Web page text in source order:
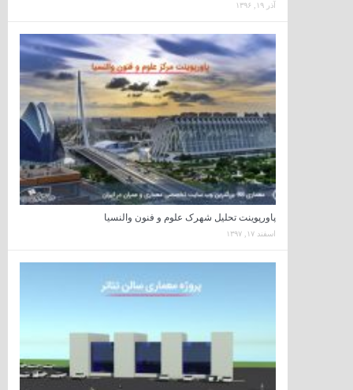
آذر ۱۹, ۱۳۹۶
پاورپوینت تحلیل شهرک علوم و فنون والنسیا
اسفند ۱۷, ۱۳۹۷